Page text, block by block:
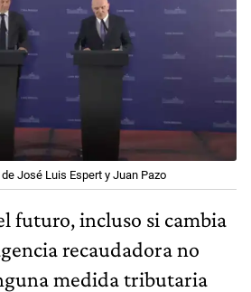
José Luis Espert y Juan Pazo
futuro, incluso si cambia
recaudadora no
medida tributaria